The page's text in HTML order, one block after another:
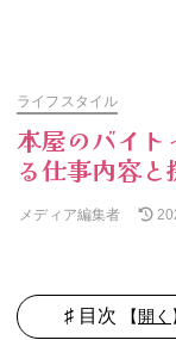
ライフスタイル
本屋のバイト
る仕事内容
メディア編集者
♯ 目次 【開く